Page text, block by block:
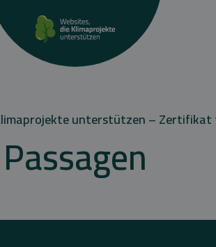
unterstützen –
Passagen